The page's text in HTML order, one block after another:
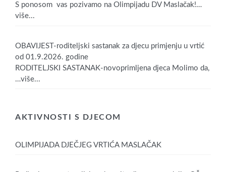
S ponosom vas pozivamo na Olimpijadu DV Maslačak!…
više...
OBAVIJEST-roditeljski sastanak za djecu primjenju u vrtić
od 01.9.2026. godine
RODITELJSKI SASTANAK-novoprimljena djeca Molimo da,
…više...
AKTIVNOSTI S DJECOM
OLIMPIJADA DJEČJEG VRTIĆA MASLAČAK